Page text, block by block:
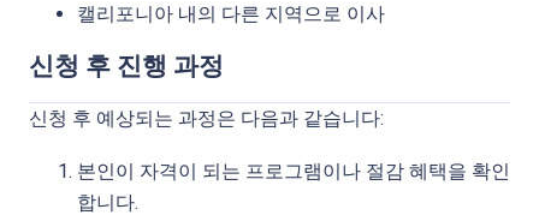
캘리포니아 내의 다른 지역으로 이사
신청 후 진행 과정
신청 후 예상되는 과정은 다음과 같습니다:
본인이 자격이 되는 프로그램이나 절감 혜택을 확인
합니다.